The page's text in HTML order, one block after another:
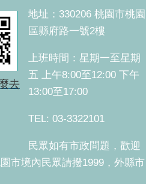
去
地址：330206 桃園市桃園
區縣府路一號2樓
上班時間：星期一至星期
五 上午8:00至12:00 下午
13:00至17:00
TEL: 03-3322101
民眾如有市政問題，歡迎
市境內民眾請撥1999，外縣市